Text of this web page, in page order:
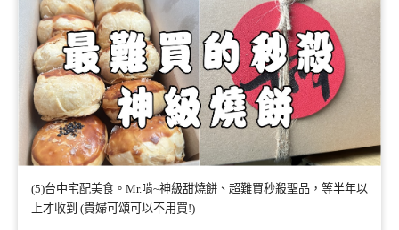
(5)台中宅配美食。Mr.啃~神級甜燒餅、超難買秒殺聖品，等半年以
上才收到 (貴婦可頌可以不用買!)